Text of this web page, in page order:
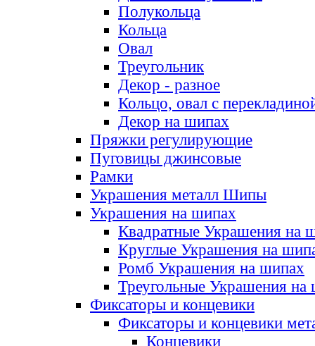
Полукольца
Кольца
Овал
Треугольник
Декор - разное
Кольцо, овал с
Декор на шипах
Пряжки регулирующие
Пуговицы джинсовые
Рамки
Украшения металл Шипы
Украшения на шипах
Квадратные Украшения на
Круглые Украшения на
Ромб Украшения на шипах
Треугольные Украшения на
Фиксаторы и концевики
Фиксаторы и концевики
Концевики